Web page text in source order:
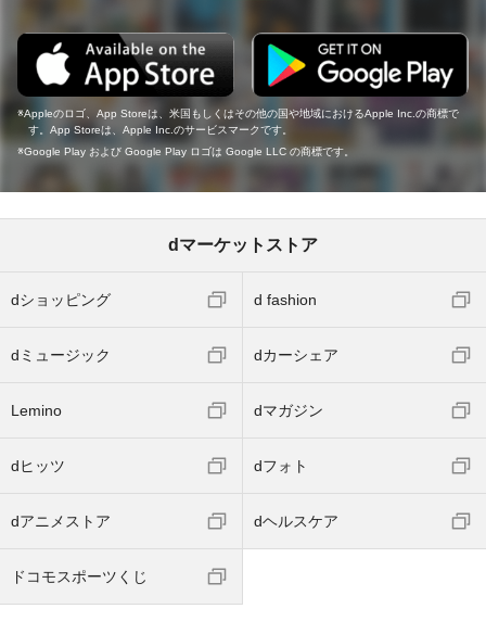
Appleのロゴ、App Storeは、米国もしくはその他の国や地域におけるApple Inc.の商標で
す。App Storeは、Apple Inc.のサービスマークです。
Google Play および Google Play ロゴは Google LLC の商標です。
dマーケットストア
dショッピング d fashion
dミュージック dカーシェア
Lemino dマガジン
dヒッツ dフォト
dアニメストア dヘルスケア
ドコモスポーツくじ